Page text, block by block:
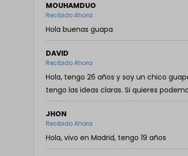
MOUHAMDUO
Recibido Ahora
Hola buenas guapa
DAVID
Recibido Ahora
Hola, tengo 26 años y soy un chico
tengo las ideas claras. Si quieres
JHON
Recibido Ahora
Hola, vivo en Madrid, tengo 19 años